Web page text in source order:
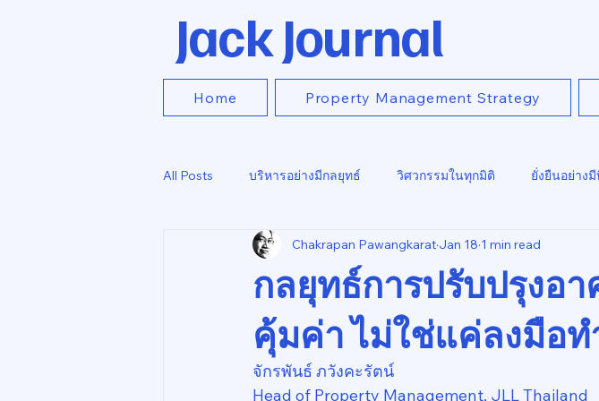
Jack Journal
Home Property Management Strategy
All Posts บริหารอย่างมีกลยุทธ์ วิศวกรรมในทุกมิติ ยั่งยืนอย่าง
กลยุทธ์การปรับปรุงอา
คุ้มค่า ไม่ใช่แค่ลงมือท
Chakrapan Pawangkarat Jan 18 1 min read
จักรพันธ์ ภวังคะรัตน์
Head of Property Management, JLL Thailand